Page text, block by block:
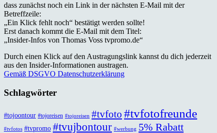
dass zunächst noch ein Link in der nächsten E-Mail mit der
Betreffzeile:
„Ein Klick fehlt noch“ bestätigt werden sollte!
Erst danach kommt die E-Mail mit dem Titel:
„Insider-Infos von Thomas Voss tvpromo.de“
Durch einen Klick auf den Austragungslink kannst du dich jederzeit
aus den Insider-Informationen austragen.
Gemäß DSGVO Datenschutzerklärung
Schlagwörter
#tojoontour #tojoreisen #tojoreisen #tvfoto #tvfotofreunde
#tvfotos #tvpromo #tvujbontour #werbung 5% Rabatt